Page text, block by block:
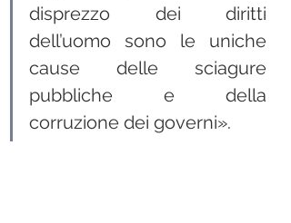
disprezzo dei diritti
dell’uomo sono le uniche
cause delle sciagure
pubbliche e della
corruzione dei governi».